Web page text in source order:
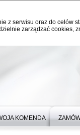
z serwisu oraz do celów
zarządzać
KOMENDA